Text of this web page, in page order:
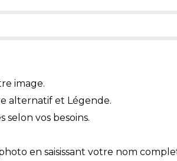
image.
alternatif et Légende.
vos besoins.
en saisissant votre nom